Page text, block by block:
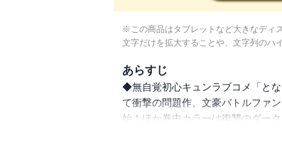
※この商品はタブレットなど大きなディ
文字だけを拡大することや、文字列のハ
あらすじ
◆無自覚初心キュンラブコメ「と
て衝撃の問題作、文豪バトルファ
始！ほか巻中カラーは復讐のダー
誌と、掲載内容が一部異なる場合